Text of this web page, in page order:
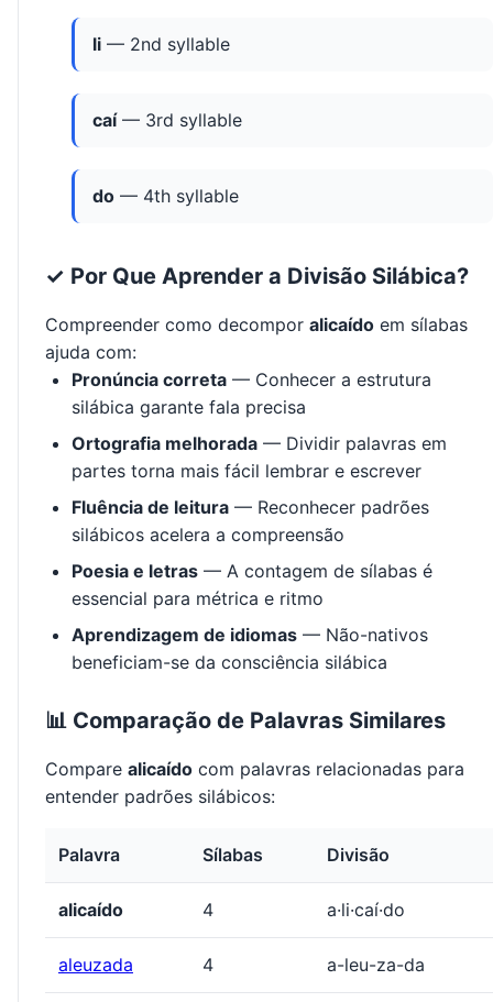
li — 2nd syllable
caí— 3rd syllable
do — 4th syllable
✓ Por Que Aprender a Divisão Silábica?
Compreender como decompor alicaído em sílabas
ajuda com:
Pronúncia correta — Conhecer a estrutura
silábica garante fala precisa
Ortografia melhorada — Dividir palavras em
partes torna mais fácil lembrar e escrever
Fluência de leitura — Reconhecer padrões
silábicos acelera a compreensão
Poesia e letras — A contagem de sílabas é
essencial para métrica e ritmo
Aprendizagem de idiomas — Não-nativos
beneficiam-se da consciência silábica
📊 Comparação de Palavras Similares
Compare alicaído com palavras relacionadas para
entender padrões silábicos:
Palavra Sílabas Divisão
alicaído 4 a·li·caí·do
aleuzada 4 a-leu-za-da